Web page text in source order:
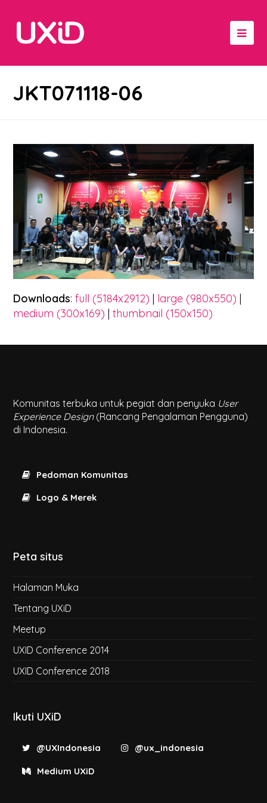
JKT071118-06
Downloads:full (5184x2912) | large (980x550) |
medium (300x169) |thumbnail (150x150)
Komunitas terbuka untuk pegiat dan penyuka User
Experience Design(Rancang Pengalaman Pengguna)
di Indonesia.
Pedoman Komunitas
Logo & Merek
Peta situs
Halaman Muka
Tentang UXiD
Meetup
UXID Conference 2014
UXID Conference 2018
Ikuti UXiD
@UXIndonesia @ux_indonesia
Medium UXiD